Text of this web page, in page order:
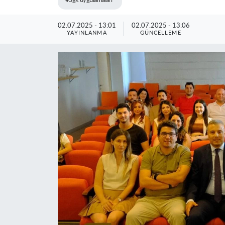
02.07.2025 - 13:01
YAYINLANMA
02.07.2025 - 13:06
GÜNCELLEME